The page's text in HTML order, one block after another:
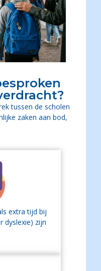
tussen de scholen
zaken aan bod,
extra tijd bij
dyslexie) zijn